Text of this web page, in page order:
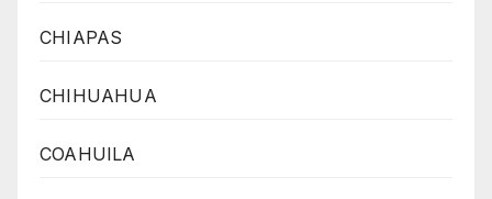
CHIAPAS
CHIHUAHUA
COAHUILA